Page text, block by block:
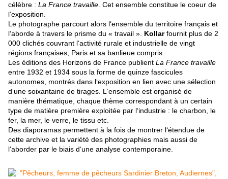
célèbre : La France travaille . Cet ensemble constitue le coeur de
l‘exposition.
Le photographe parcourt alors l‘ensemble du territoire français et
l‘aborde à travers le prisme du « travail ». Kollarfournit plus de 2
000 clichés couvrant l‘activité rurale et industrielle de vingt
régions françaises, Paris et sa banlieue compris.
Les éditions des Horizons de France publient La France travaille
entre 1932 et 1934 sous la forme de quinze fascicules
autonomes, montrés dans l‘exposition en lien avec une sélection
d‘une soixantaine de tirages. L‘ensemble est organisé de
manière thématique, chaque thème correspondant à un certain
type de matière première exploitée par l‘industrie : le charbon, le
fer, la mer, le verre, le tissu etc.
Des diaporamas permettent à la fois de montrer l‘étendue de
cette archive et la variété des photographies mais aussi de
l‘aborder par le biais d‘une analyse contemporaine.